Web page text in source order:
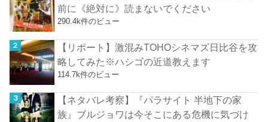
前に《絶対に》読まないでください
290.4k件のビュー
【リポート】激混みTOHOシネマズ日比谷を攻
略してみた※ハシゴの近道教えます
114.7k件のビュー
【ネタバレ考察】『パラサイト 半地下の家
族』ブルジョワは今そこにある危機に気づけ